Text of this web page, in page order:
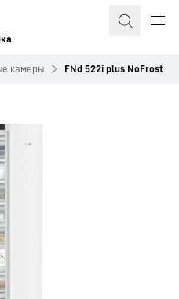
камеры FNd 522i plus NoFrost